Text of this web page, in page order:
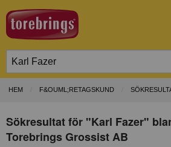
HEM F&OUML;RETAGSKUND
Sökresultat för "Karl Fazer"
Torebrings Grossist AB